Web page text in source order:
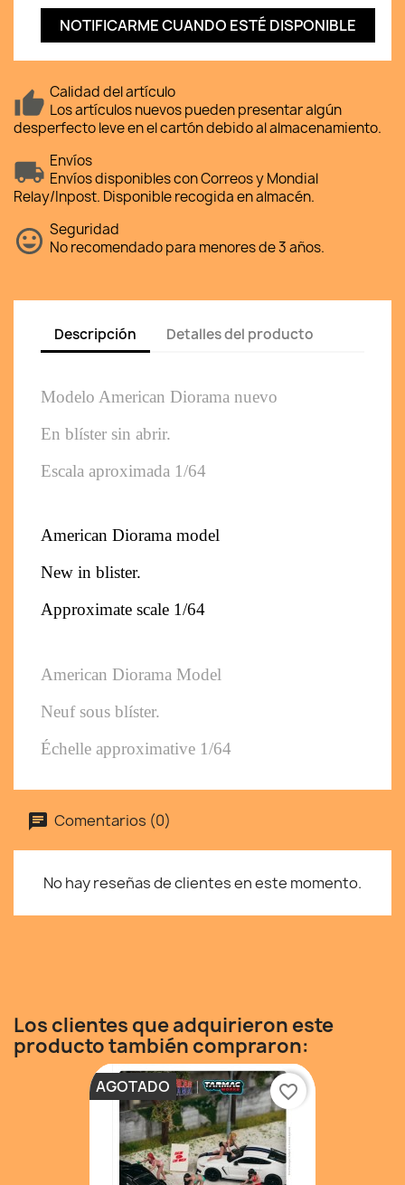
NOTIFICARME CUANDO ESTÉ DISPONIBLE
Calidad del artículo
Los artículos nuevos pueden presentar algún
desperfecto leve en el cartón debido al almacenamiento.
Envíos
Envíos disponibles con Correos y Mondial
Relay/Inpost. Disponible recogida en almacén.
Seguridad
No recomendado para menores de 3 años.
Descripción Detalles del producto
Modelo American Diorama nuevo
En blíster sin abrir.
Escala aproximada 1/64
American Diorama model
New in blister.
Approximate scale 1/64
American Diorama Model
Neuf sous blíster.
Échelle approximative 1/64
Comentarios (0)
No hay reseñas de clientes en este momento.
Los clientes que adquirieron este
producto también compraron:
AGOTADO favorite_border